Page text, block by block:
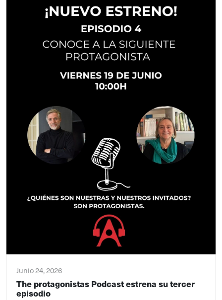
Junio 24, 2026
The protagonistas Podcast estrena su tercer
episodio